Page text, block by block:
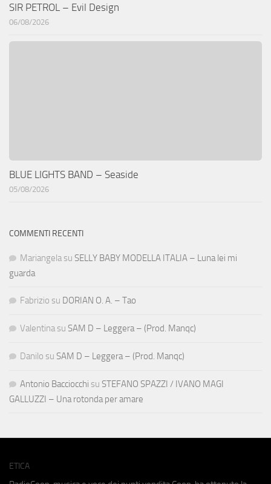
SIR PETROL – Evil Design
06/08/2026
BLUE LIGHTS BAND – Seaside
05/08/2026
COMMENTI RECENTI
Mariangela su SELLY BABY MODELLA ITALIA – Luna lei mi
guarda
Fabrizio su DORIAN O. A. – Tao
Valentina su SAM D – Leggera – (Prod. Manqc)
Danilo su SAM D – Leggera – (Prod. Manqc)
Antonio Bacciocchi su STEFANO SPAZZI / IVANO MAGI
GALLUZZI – Una rotonda per amare
ETICA